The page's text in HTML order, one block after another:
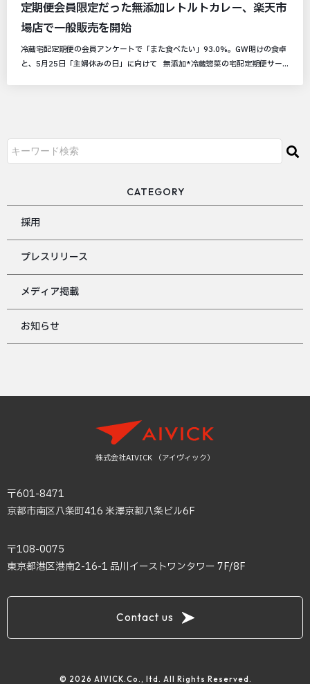
定期便会員限定だった無添加レトルトカレー、楽天市
場店で一般販売を開始
冷蔵宅配定期便の会員アンケートで「また食べたい」93.0%。GW明けの食卓
と、5月25日「主婦休みの日」に向けて 無添加*冷蔵惣菜の宅配定期便サー...
CATEGORY
採用
プレスリリース
メディア掲載
お知らせ
株式会社AIVICK （アイヴィック）
〒601-8471
京都市南区八条町416 米澤京都八条ビル6F
〒108-0075
東京都港区港南2-16-1 品川イーストワンタワー 7F/8F
Contact us
© 2026 AIVICK.Co., ltd. All Rights Reserved.